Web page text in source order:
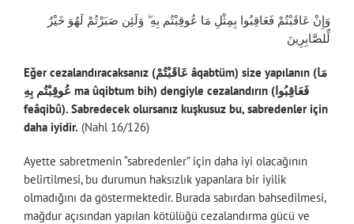
وَإِنْ عَاقَبْتُمْ فَعَاقِبُوا بِمِثْلِ مَا عُوقِبْتُم بِهِ ۖ وَلَئِن صَبَرْتُمْ لَهُوَ خَيْرٌ
لِّلصَّابِرِينَ
Eğer cezalandıracaksanız ( عَاقَبْتُمْ âqabtüm) size yapılanın (مَا
عُوقِبْتُم بِهِ ma ûqibtum bih) dengiyle cezalandırın (فَعَاقِبُوا
feâqibû). Sabredecek olursanız kuşkusuz bu, sabredenler için
daha iyidir. (Nahl 16/126)
Ayette sabretmenin “sabredenler” için daha iyi olacağının
belirtilmesi, bu durumun haksızlık yapanlara bir iyilik
olmadığını da göstermektedir. Burada sabırdan bahsedilmesi,
mağdur açısından yapılan kötülüğü cezalandırma gücü ve